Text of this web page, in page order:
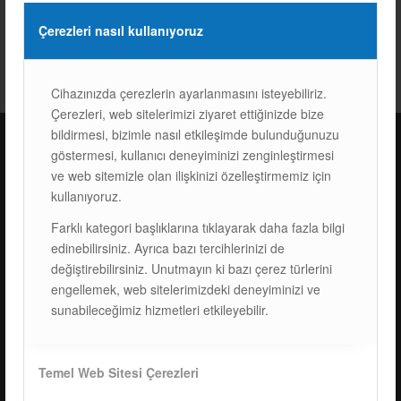
Çerezleri nasıl kullanıyoruz
Cihazınızda çerezlerin ayarlanmasını isteyebiliriz.
Çerezleri, web sitelerimizi ziyaret ettiğinizde bize
bildirmesi, bizimle nasıl etkileşimde bulunduğunuzu
göstermesi, kullanıcı deneyiminizi zenginleştirmesi
ve web sitemizle olan ilişkinizi özelleştirmemiz için
kullanıyoruz.
Farklı kategori başlıklarına tıklayarak daha fazla bilgi
edinebilirsiniz. Ayrıca bazı tercihlerinizi de
değiştirebilirsiniz. Unutmayın ki bazı çerez türlerini
engellemek, web sitelerimizdeki deneyiminizi ve
sunabileceğimiz hizmetleri etkileyebilir.
Temel Web Sitesi Çerezleri
ISOTEC Türkiye – Fabrika
ISOTEC Enerji A.Ş.
Çerkeşli Mah. İmes OSB 19. Cad. No:18
Kocaeli Dilovası Türkiye
Tel: +90 262 244 4309
info@isotec.com.tr
ISOTEC Germany